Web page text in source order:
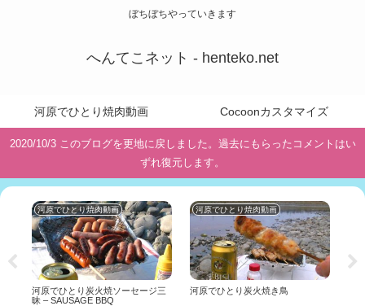
ぼちぼちやっていきます
へんてこネット - henteko.net
河原でひとり焼肉動画 Cocoonカスタマイズ
2020/10/3 このブログを更地に戻しました。過去にもらったコメントはい
ずれ復元します。
河原でひとり焼肉動画
河原でひとり炭火焼ソーセージ三
昧 – SAUSAGE BBQ
河原でひとり焼肉動画
河原でひとり炭火焼き鳥